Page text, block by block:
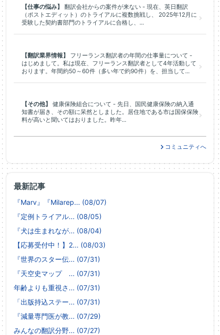
最新記事
『Marv』『Milarep... (08/07)
『定例トライアル... (08/05)
『犬は生まれなが... (08/04)
【応募受付中！】2... (08/03)
『世界のスター伝... (07/31)
『天空史マップ ... (07/31)
年齢よりも重視さ... (07/31)
「出版持込ステー... (07/31)
『減量専門医が教... (07/29)
みんなの翻訳分野... (07/27)
【仕事の悩み】
翻訳会社からの案件が来ない - 現在、英日翻訳
（ポストエディット）のトライアルに複数挑戦し、 2025年12月に
受験した契約書部門のトライアルに合格し、...
【翻訳業界情報】
フリーランス翻訳者の年間の仕事量について -
はじめまして。私は現在、フリーランス翻訳者として4年活動して
おります。年間約50～60件（多い年で約90件）を、担当して...
【その他】
健康保険組合について - 先日、国民健康保険の納入通
知書が届き、その額に呆然としました。居住地である市は国保保険
料が高いと聞いてはおりました。昨年...
コミュニティへ